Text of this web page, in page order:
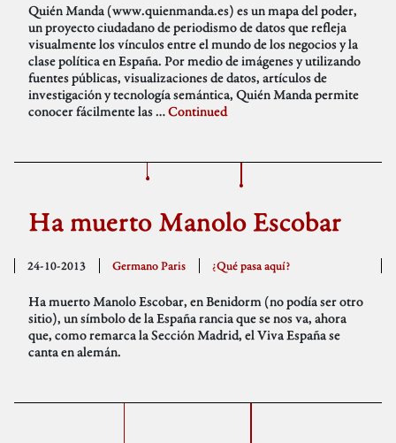
Quién Manda (www.quienmanda.es) es un mapa del poder,
un proyecto ciudadano de periodismo de datos que refleja
visualmente los vínculos entre el mundo de los negocios y la
clase política en España. Por medio de imágenes y utilizando
fuentes públicas, visualizaciones de datos, artículos de
investigación y tecnología semántica, Quién Manda permite
conocer fácilmente las …Continued
Ha muerto Manolo Escobar
24-10-2013 Germano Paris ¿Qué pasa aquí?
Ha muerto Manolo Escobar, en Benidorm (no podía ser otro
sitio), un símbolo de la España rancia que se nos va, ahora
que, como remarca la Sección Madrid, el Viva España se
canta en alemán.